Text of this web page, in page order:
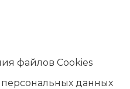
файлов Cookies
персональных данных